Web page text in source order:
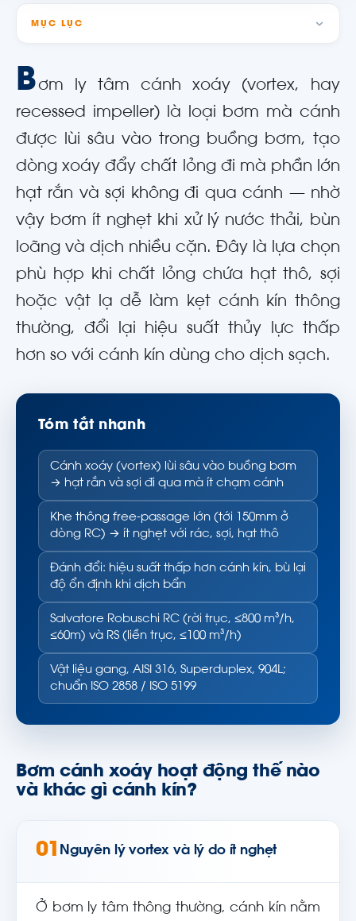
MỤC LỤC
Bơm ly tâm cánh xoáy (vortex, hay
recessed impeller) là loại bơm mà cánh
được lùi sâu vào trong buồng bơm, tạo
dòng xoáy đẩy chất lỏng đi mà phần lớn
hạt rắn và sợi không đi qua cánh — nhờ
vậy bơm ít nghẹt khi xử lý nước thải, bùn
loãng và dịch nhiều cặn. Đây là lựa chọn
phù hợp khi chất lỏng chứa hạt thô, sợi
hoặc vật lạ dễ làm kẹt cánh kín thông
thường, đổi lại hiệu suất thủy lực thấp
hơn so với cánh kín dùng cho dịch sạch.
Tóm tắt nhanh
Cánh xoáy (vortex) lùi sâu vào buồng bơm
→ hạt rắn và sợi đi qua mà ít chạm cánh
Khe thông free-passage lớn (tới 150mm ở
dòng RC) → ít nghẹt với rác, sợi, hạt thô
Đánh đổi: hiệu suất thấp hơn cánh kín, bù lại
độ ổn định khi dịch bẩn
Salvatore Robuschi RC (rời trục, ≤800 m³/h,
≤60m) và RS (liền trục, ≤100 m³/h)
Vật liệu gang, AISI 316, Superduplex, 904L;
chuẩn ISO 2858 / ISO 5199
Bơm cánh xoáy hoạt động thế nào
và khác gì cánh kín?
01 Nguyên lý vortex và lý do ít nghẹt
Ở bơm ly tâm thông thường, cánh kín nằm